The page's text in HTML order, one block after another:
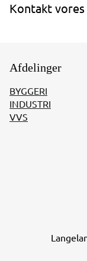
Kontakt vores
Afdelinger
BYGGERI
INDUSTRI
VVS